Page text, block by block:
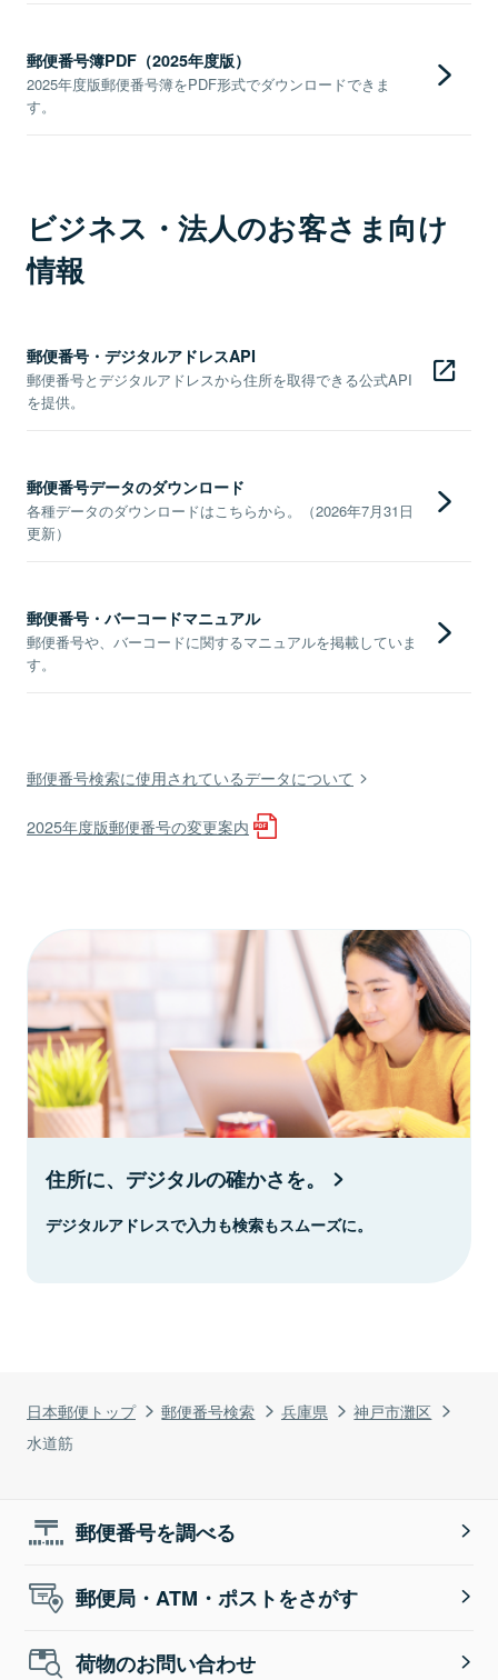
日本郵便トップ 郵便番号検索 兵庫県
神戸市灘区
水道筋
郵便番号簿PDF（2025年度版）
2025年度版郵便番号簿をPDF形式でダウンロードできま
す。
ビジネス・法人のお客さま向け
情報
郵便番号・デジタルアドレスAPI
郵便番号とデジタルアドレスから住所を取得できる公式API
を提供。
郵便番号データのダウンロード
各種データのダウンロードはこちらから。（2026年7月31日
更新）
郵便番号・バーコードマニュアル
郵便番号や、バーコードに関するマニュアルを掲載していま
す。
郵便番号検索に使用されているデータについて
2025年度版郵便番号の変更案内
住所に、デジタルの確かさを。
デジタルアドレスで入力も検索もスムーズに。
郵便番号を調べる
郵便局・ATM・ポストをさがす
荷物のお問い合わせ